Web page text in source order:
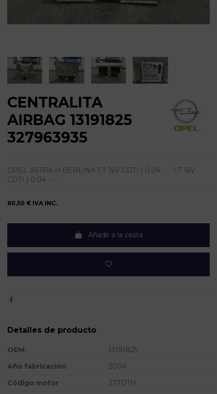
CENTRALITA
AIRBAG 13191825
327963935
OPEL ASTRA H BERLINA 1.7 16V CDTI | 0.04 - ... 1.7 16V
CDTI | 0.04 - ...
60,50 € IVA INC.
Añadir a la cesta
Detalles de producto
OEM:
13191825
Año fabricación
2004
Código motor
Z17DTH